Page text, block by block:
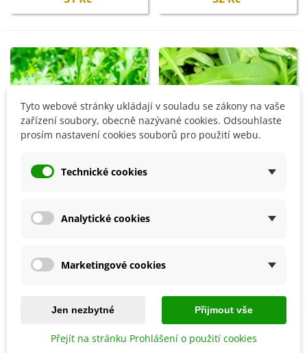
Přidat do košíku
semena - 150 ks
38 Kč
Není skladem
Tyto webové stránky ukládají v souladu se zákony na vaše
zařízení soubory, obecně nazývané cookies. Odsouhlaste
prosím nastavení cookies souborů pro použití webu.
Technické cookies
Analytické cookies
Marketingové cookies
Jen nezbytné Přijmout vše
Přejít na stránku Prohlášení o použití cookies